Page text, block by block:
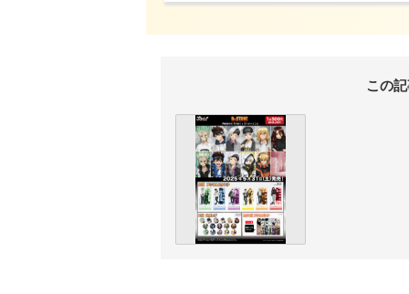
この